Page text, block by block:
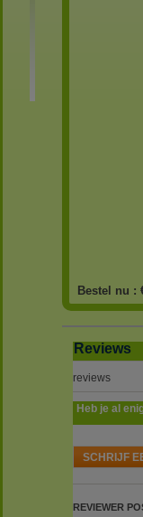
Bestel nu :
Reviews
reviews
Heb je al
SCHRIJF
REVIEWER